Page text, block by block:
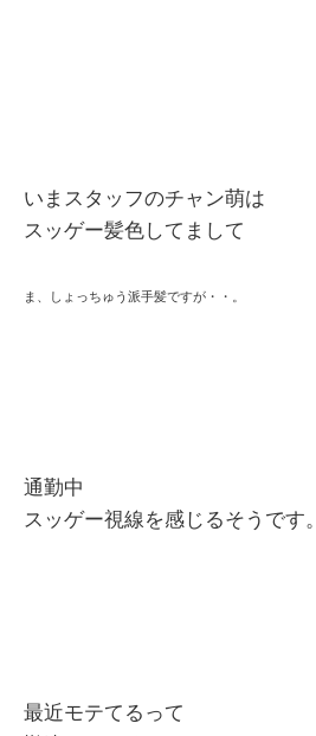
いまスタッフのチャン萌は
スッゲー髪色してまして
ま、しょっちゅう派手髪ですが・・。
通勤中
スッゲー視線を感じるそうです。
最近モテてるって